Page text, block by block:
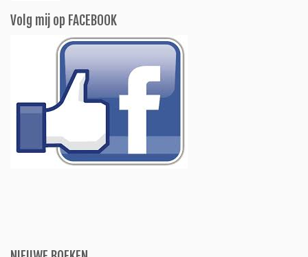
Volg mij op FACEBOOK